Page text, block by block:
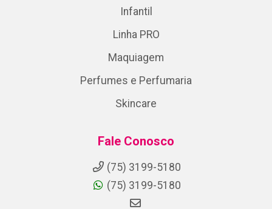
Infantil
Linha PRO
Maquiagem
Perfumes e Perfumaria
Skincare
Fale Conosco
(75) 3199-5180
(75) 3199-5180